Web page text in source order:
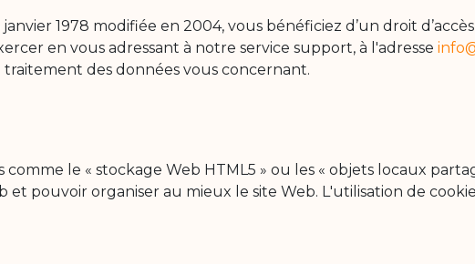
1978 modifiée en 2004, vous bénéficiez d’un droit
en vous adressant à notre service support, à l'adresse
des données vous concernant.
le « stockage Web HTML5 » ou les « objets locaux
pouvoir organiser au mieux le site Web. L'utilisation de